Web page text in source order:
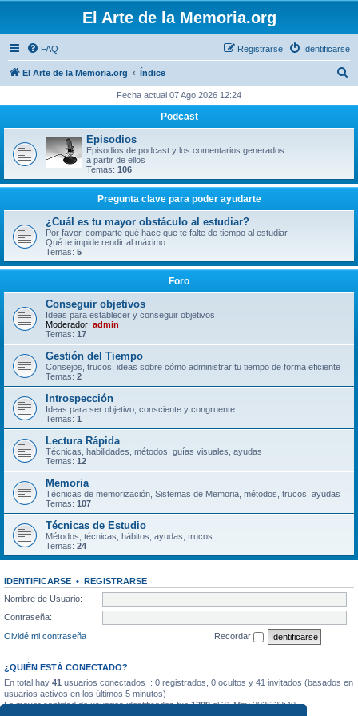
El Arte de la Memoria.org
FAQ Identificarse
Registrarse
El Arte de la Memoria.org Índice
c
Fecha actual 07 Ago 2026 12:24
Podcast
Episodios
Episodios de podcast y los comentarios generados
a partir de ellos
Temas: 106
Pregunta clave para poder ayudarte
¿Cuál es tu mayor obstáculo al estudiar?
Por favor, comparte qué hace que te falte de tiempo al estudiar.
Qué te impide rendir al máximo.
Temas: 5
Foro
Conseguir objetivos
Ideas para establecer y conseguir objetivos
Moderador: admin
Temas: 17
Gestión del Tiempo
Consejos, trucos, ideas sobre cómo administrar tu tiempo de forma eficiente
Temas: 2
Introspección
Ideas para ser objetivo, consciente y congruente
Temas: 1
Lectura Rápida
Técnicas, habilidades, métodos, guías visuales, ayudas
Temas: 12
Memoria
Técnicas de memorización, Sistemas de Memoria, métodos, trucos, ayudas
Temas: 107
Técnicas de Estudio
Métodos, técnicas, hábitos, ayudas, trucos
Temas: 24
IDENTIFICARSE • REGISTRARSE
Nombre de Usuario:
Contraseña:
Olvidé mi contraseña
Recordar
¿QUIÉN ESTÁ CONECTADO?
En total hay 41 usuarios conectados :: 0 registrados, 0 ocultos y 41 invitados (basados en
usuarios activos en los últimos 5 minutos)
La mayor cantidad de usuarios identificados fue1299el 31 May 2026 22:40